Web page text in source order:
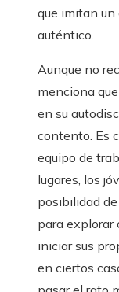
que imitan
auténtico.
Aunque no
menciona
en su
contento. Es
equipo de
lugares, los
posibilidad
para explorar
iniciar sus
en ciertos